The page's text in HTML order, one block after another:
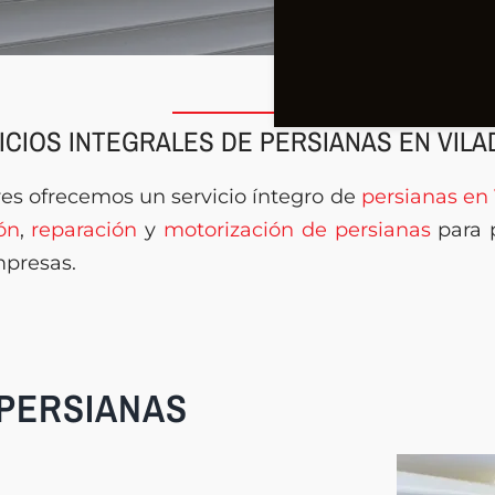
INTEGRALES DE PERSIANAS EN
ofrecemos un servicio íntegro de persianas
, reparación y motorización de persianaspara